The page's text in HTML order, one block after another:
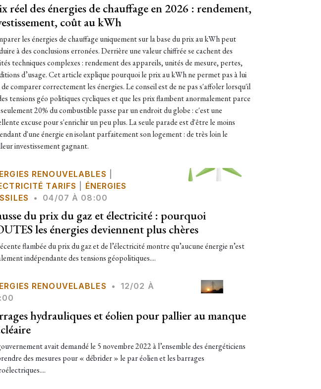
réel des énergies de chauffage en 2026 : rendement,
coût au kWh
les énergies de chauffage uniquement sur la base du prix au kWh peut
à des conclusions erronées. Derrière une valeur chiffrée se cachent des
techniques complexes : rendement des appareils, unités de mesure, pertes,
d’usage. Cet article explique pourquoi le prix au kWh ne permet pas à lui
de comparer correctement les énergies. Le conseil est de ne pas s'affoler lorsqu'il
tensions géo politiques cycliques et que les prix flambent anormalement parce
20% du combustible passe par un endroit du globe : c'est une
excuse pour s'enrichir un peu plus. La seule parade est d'être le moins
d'une énergie en isolant parfaitement son logement : de très loin le
investissement gagnant.
RENOUVELABLES
TARIFS
ÉNERGIES
• 04/07 À 08:00
du prix du gaz et électricité : pourquoi
les énergies deviennent plus chères
flambée du prix du gaz et de l’électricité montre qu’aucune énergie n’est
indépendante des tensions géopolitiques....
RENOUVELABLES •
12/02 À
hydrauliques et éolien pour pallier au manque
avait demandé le 5 novembre 2022 à l’ensemble des énergéticiens
des mesures pour « débrider » le par éolien et les barrages